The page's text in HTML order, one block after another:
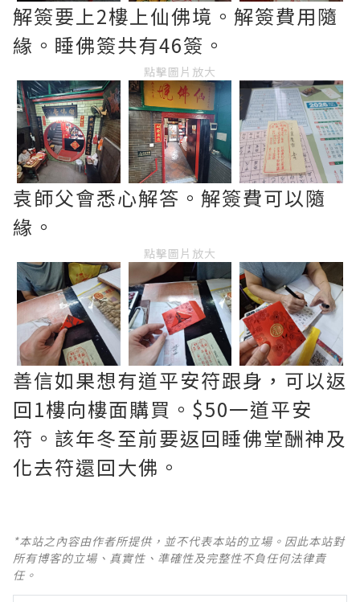
解簽要上2樓上仙佛境。解簽費用隨
緣。睡佛簽共有46簽。
點擊圖片放大
袁師父會悉心解答。解簽費可以隨
緣。
點擊圖片放大
善信如果想有道平安符跟身，可以返
回1樓向樓面購買。$50一道平安
符。該年冬至前要返回睡佛堂酬神及
化去符還回大佛。
*本站之內容由作者所提供，並不代表本站的立場。因此本站對
所有博客的立場、真實性、準確性及完整性不負任何法律責
任。